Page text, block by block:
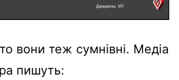
вони теж сумнівні. Медіа
пишуть: